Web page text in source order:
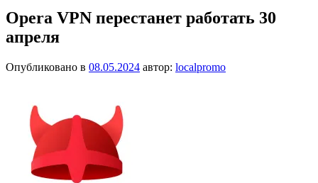
Opera VPN перестанет работать 30
апреля
Опубликовано в 08.05.2024 автор: localpromo